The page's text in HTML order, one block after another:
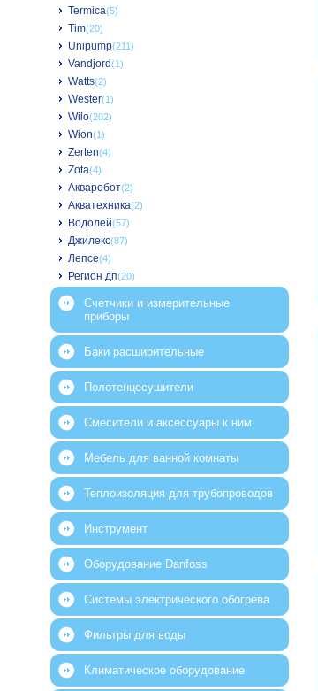
Termica(5)
Tim(20)
Unipump(211)
Vandjord(1)
Watts(2)
Wester(1)
Wilo(202)
Wion(1)
Zerten(4)
Zota(4)
Акваробот(2)
Акватехника(2)
Водолей(57)
Джилекс(87)
Лепсе(4)
Регион дп(20)
Счетчики и измерительные
приборы
Баки расширительные
Полотенцесушители
Смесители и аксессуары к ним
Мебель для ванной комнаты
Теплоизоляция для трубопроводов
Инструмент
Оборудование Danfoss
Системы электрического обогрева
Фильтры для воды
Климатическое оборудование